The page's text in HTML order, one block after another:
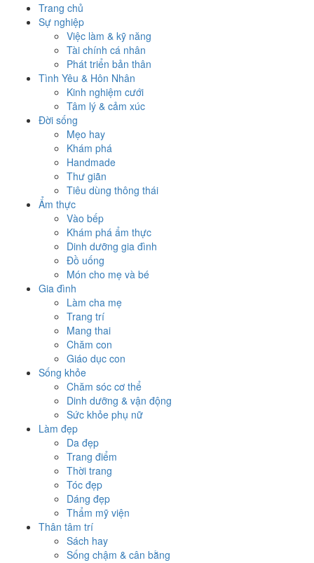
Trang chủ
Sự nghiệp
Việc làm & kỹ năng
Tài chính cá nhân
Phát triển bản thân
Tình Yêu & Hôn Nhân
Kinh nghiệm cưới
Tâm lý & cảm xúc
Đời sống
Mẹo hay
Khám phá
Handmade
Thư giãn
Tiêu dùng thông thái
Ẩm thực
Vào bếp
Khám phá ẩm thực
Dinh dưỡng gia đình
Đồ uống
Món cho mẹ và bé
Gia đình
Làm cha mẹ
Trang trí
Mang thai
Chăm con
Giáo dục con
Sống khỏe
Chăm sóc cơ thể
Dinh dưỡng & vận động
Sức khỏe phụ nữ
Làm đẹp
Da đẹp
Trang điểm
Thời trang
Tóc đẹp
Dáng đẹp
Thẩm mỹ viện
Thân tâm trí
Sách hay
Sống chậm & cân bằng